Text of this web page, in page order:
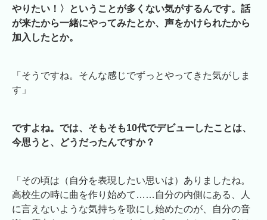
やりたい！〉ということが多くない気がするんです。話
が来たから一緒にやってみたとか、声をかけられたから
加入したとか。
「そうですね。そんな感じでずっとやってきた気がしま
す」
ですよね。では、そもそも10代でデビューしたことは、
今思うと、どうだったんですか？
「その頃は（自分を表現したい思いは）ありましたね。
高校生の時に曲を作り始めて……自分の内側にある、人
に言えないような気持ちを歌にし始めたのが、自分の音